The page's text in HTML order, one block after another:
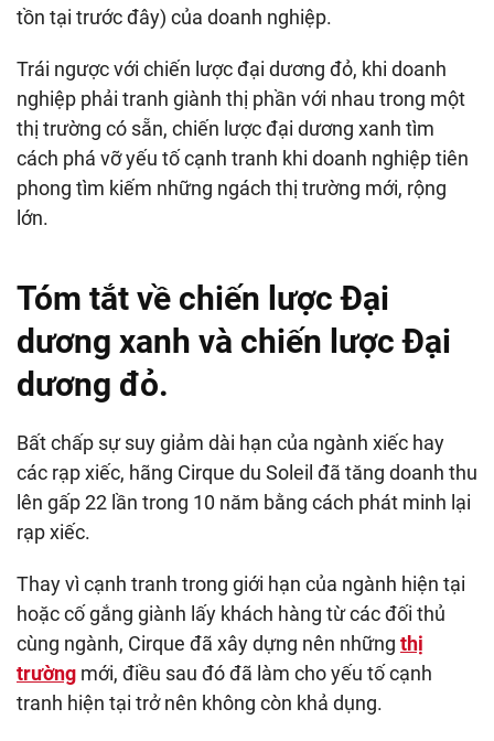
tồn tại trước đây) của doanh nghiệp.
Trái ngược với chiến lược đại dương đỏ, khi doanh
nghiệp phải tranh giành thị phần với nhau trong một
thị trường có sẵn, chiến lược đại dương xanh tìm
cách phá vỡ yếu tố cạnh tranh khi doanh nghiệp tiên
phong tìm kiếm những ngách thị trường mới, rộng
lớn.
Tóm tắt về chiến lược Đại
dương xanh và chiến lược Đại
dương đỏ.
Bất chấp sự suy giảm dài hạn của ngành xiếc hay
các rạp xiếc, hãng Cirque du Soleil đã tăng doanh thu
lên gấp 22 lần trong 10 năm bằng cách phát minh lại
rạp xiếc.
Thay vì cạnh tranh trong giới hạn của ngành hiện tại
hoặc cố gắng giành lấy khách hàng từ các đối thủ
cùng ngành, Cirque đã xây dựng nên những thị
trường mới, điều sau đó đã làm cho yếu tố cạnh
tranh hiện tại trở nên không còn khả dụng.